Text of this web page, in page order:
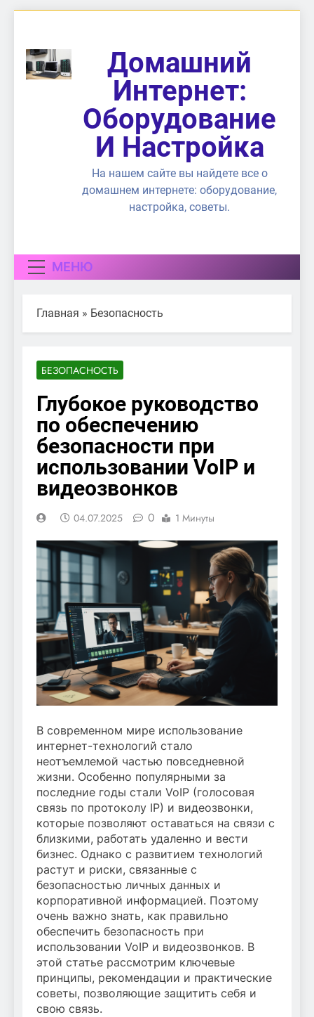
содержимому
Домашний
Интернет:
Оборудование
И Настройка
На нашем сайте вы найдете все о
домашнем интернете: оборудование,
настройка, советы.
МЕНЮ
Главная » Безопасность
БЕЗОПАСНОСТЬ
Глубокое руководство
по обеспечению
безопасности при
использовании VoIP и
видеозвонков
04.07.2025 0 1 Минуты
В современном мире использование
интернет-технологий стало
неотъемлемой частью повседневной
жизни. Особенно популярными за
последние годы стали VoIP (голосовая
связь по протоколу IP) и видеозвонки,
которые позволяют оставаться на связи с
близкими, работать удаленно и вести
бизнес. Однако с развитием технологий
растут и риски, связанные с
безопасностью личных данных и
корпоративной информацией. Поэтому
очень важно знать, как правильно
обеспечить безопасность при
использовании VoIP и видеозвонков. В
этой статье рассмотрим ключевые
принципы, рекомендации и практические
советы, позволяющие защитить себя и
свою связь.